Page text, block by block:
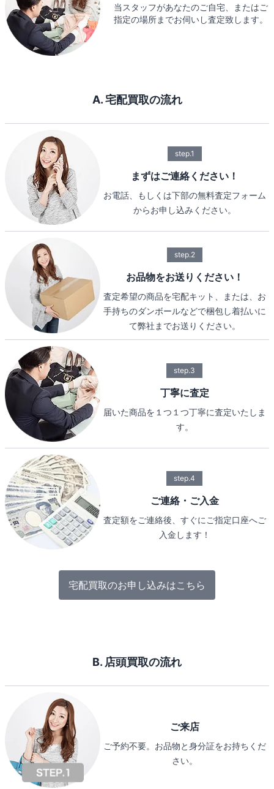
当スタッフがあなたのご自宅、またはご
指定の場所までお伺いし査定致します。
A. 宅配買取の流れ
step.1
まずはご連絡ください！
お電話、もしくは下部の無料査定フォーム
からお申し込みください。
step.2
お品物をお送りください！
査定希望の商品を宅配キット、または、お
手持ちのダンボールなどで梱包し着払いに
て弊社までお送りください。
step.3
丁寧に査定
届いた商品を１つ１つ丁寧に査定いたしま
す。
step.4
ご連絡・ご入金
査定額をご連絡後、すぐにご指定口座へご
入金します！
宅配買取のお申し込みはこちら
B. 店頭買取の流れ
ご来店
ご予約不要。お品物と身分証をお持ちくだ
さい。